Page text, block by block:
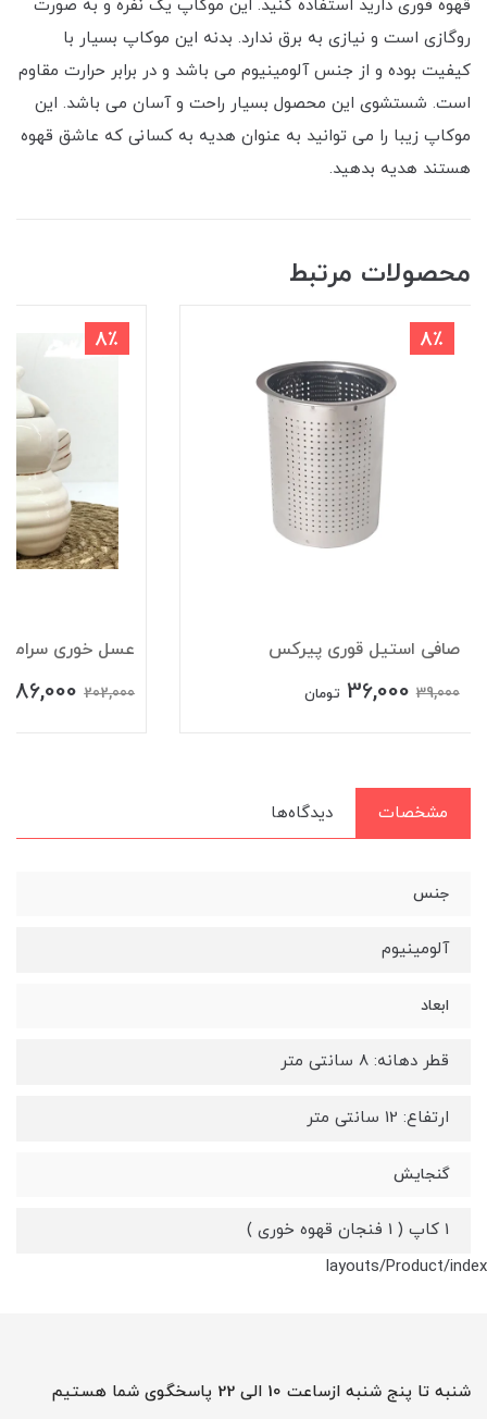
قهوه فوری دارید استفاده کنید. این موکاپ یک نفره و به صورت
روگازی است و نیازی به برق ندارد. بدنه این موکاپ بسیار با
کیفیت بوده و از جنس آلومینیوم می باشد و در برابر حرارت مقاوم
است. شستشوی این محصول بسیار راحت و آسان می باشد. این
موکاپ زیبا را می توانید به عنوان هدیه به کسانی که عاشق قهوه
هستند هدیه بدهید.
محصولات مرتبط
8٪
صافی استیل قوری پیرکس
39,000
36,000 تومان
8٪
عسل خوری
202,000
186,000
مشخصات دیدگاه‌ها
جنس
آلومینیوم
ابعاد
قطر دهانه: 8 سانتی متر
ارتفاع: 12 سانتی متر
گنجایش
1 کاپ ( 1 فنجان قهوه خوری )
layouts/Product/index
شنبه تا پنج شنبه ازساعت 10 الی 22 پاسخگوی شما هستیم